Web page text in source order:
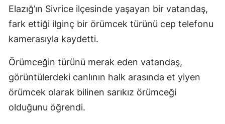
Elazığ’ın Sivrice ilçesinde yaşayan bir vatandaş,
fark ettiği ilginç bir örümcek türünü cep telefonu
kamerasıyla kaydetti.
Örümceğin türünü merak eden vatandaş,
görüntülerdeki canlının halk arasında et yiyen
örümcek olarak bilinen sarıkız örümceği
olduğunu öğrendi.